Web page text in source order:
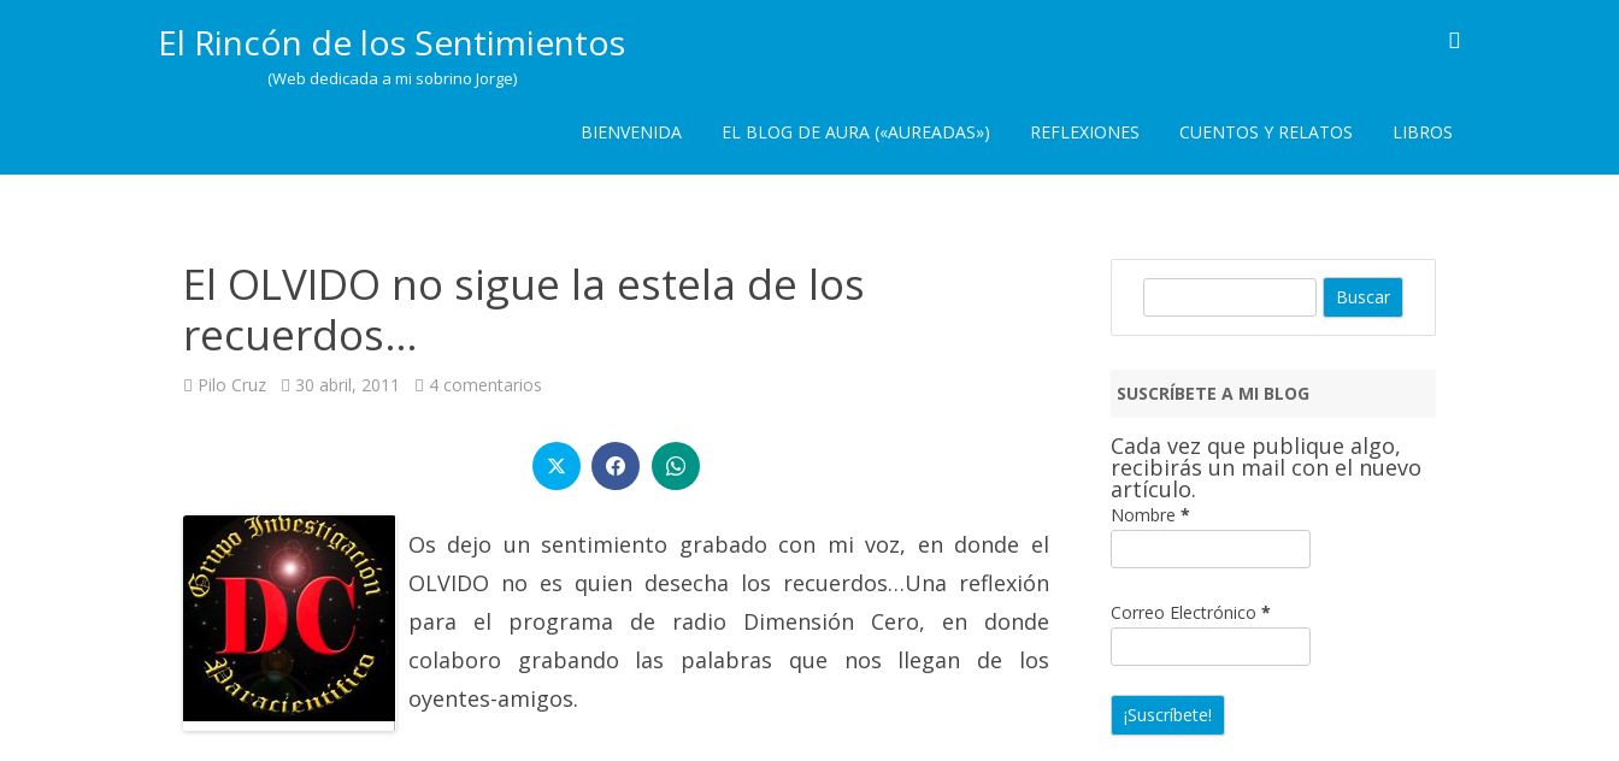
El Rincón de los Sentimientos
(Web dedicada a mi sobrino Jorge)
BIENVENIDA EL BLOG DE AURA («AUREADAS») REFLEXIONES CUENTOS Y RELATOS LIBROS
El OLVIDO no sigue la estela de los
recuerdos…
Pilo Cruz 30 abril, 2011 4 comentarios
sigue
la
estela
recuerdos…
Os dejo un sentimiento grabado con mi voz, en donde el
OLVIDO no es quien desecha los recuerdos…Una reflexión
para el programa de radio Dimensión Cero, en donde
colaboro grabando las palabras que nos llegan de los
oyentes-amigos.
a
r
SUSCRÍBETE A MI BLOG
Cada vez que publique algo,
recibirás un mail con el nuevo
artículo.
Nombre *
Correo Electrónico *